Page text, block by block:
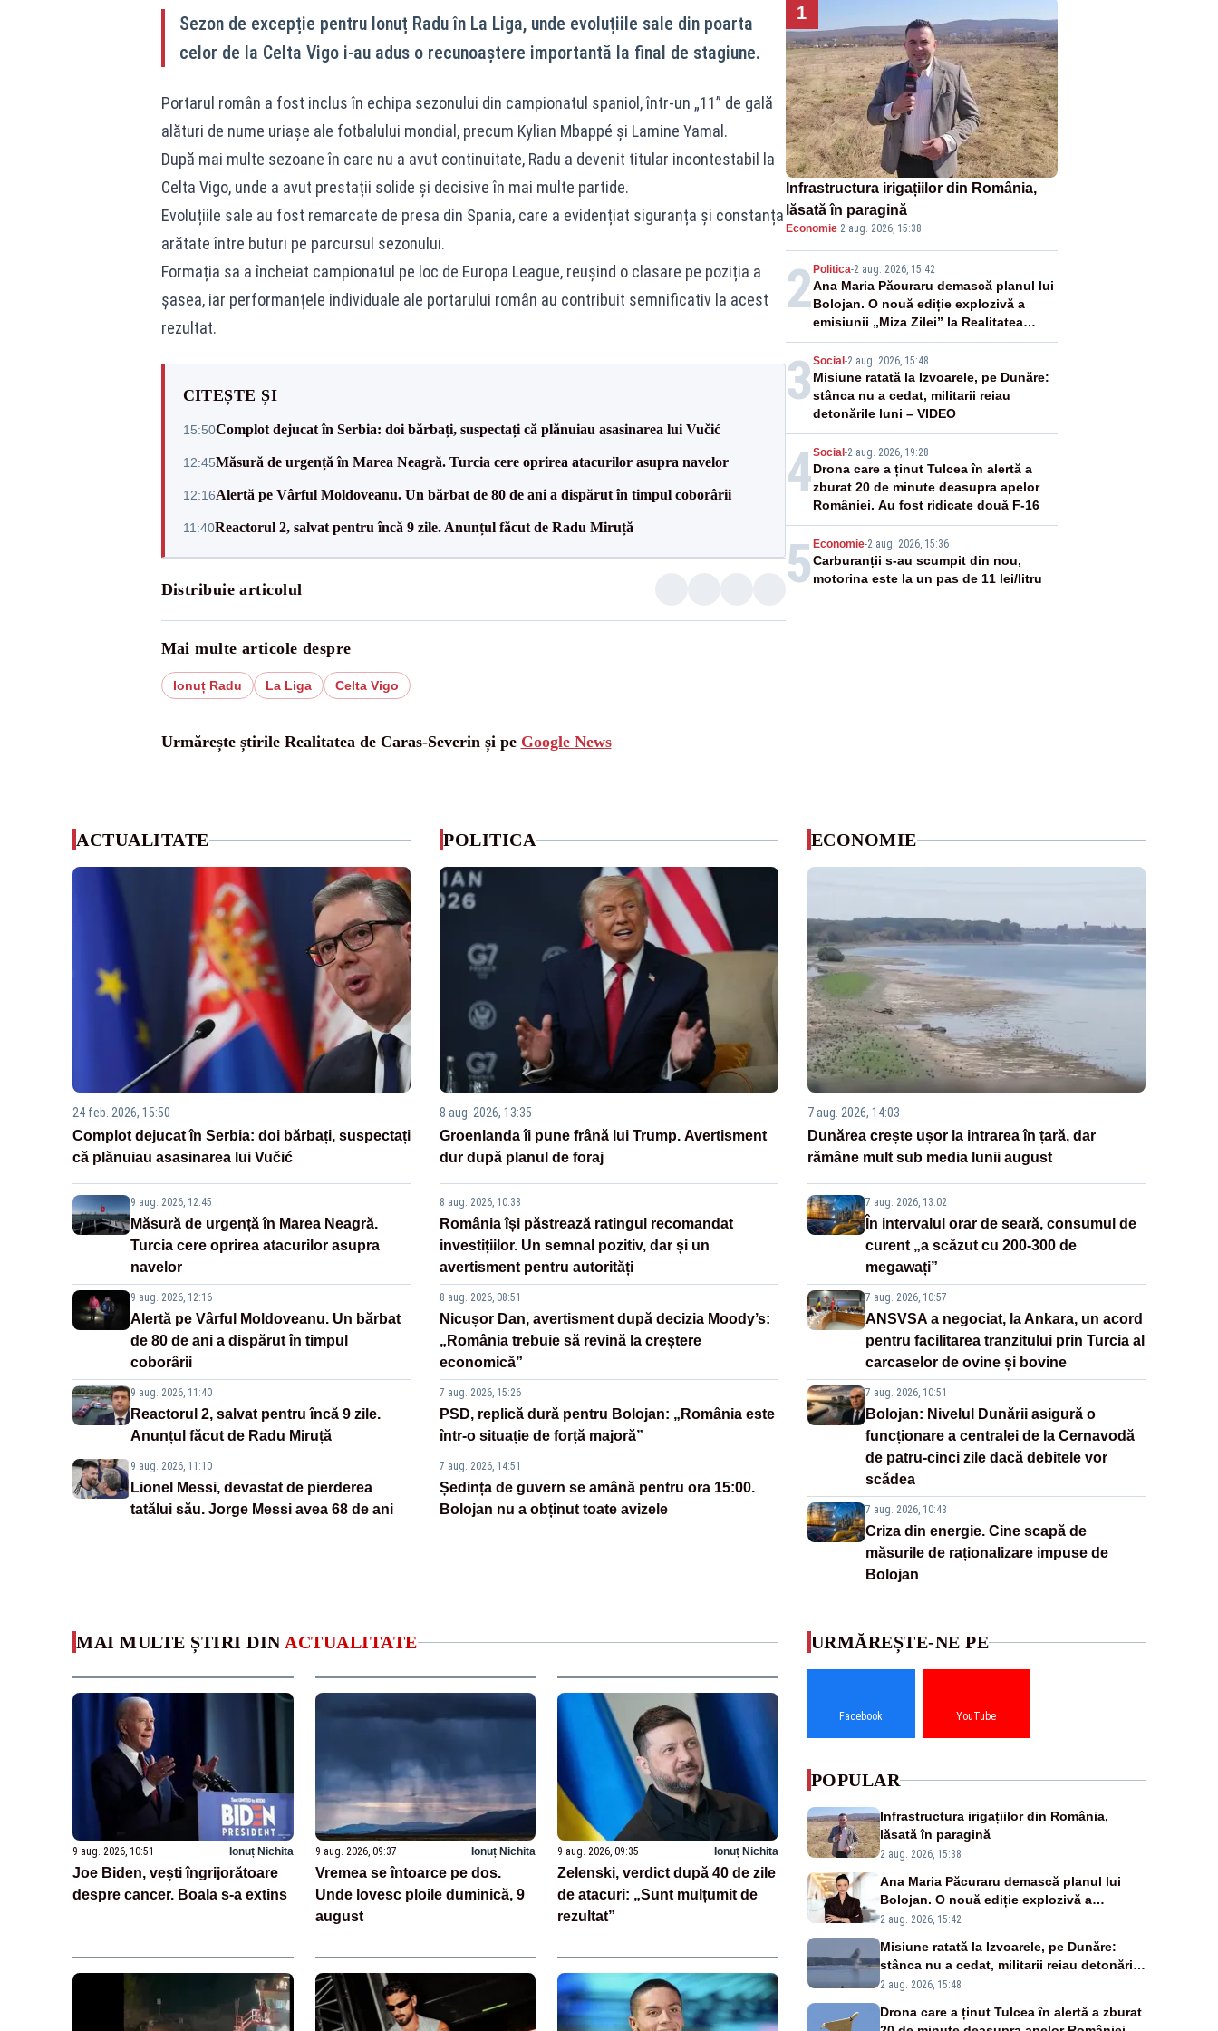
Sezon de excepție pentru Ionuț Radu în La Liga, unde evoluțiile sale din poarta
celor de la Celta Vigo i-au adus o recunoaștere importantă la final de stagiune.
Portarul român a fost inclus în echipa sezonului din campionatul spaniol, într-un „11” de gală
alături de nume uriașe ale fotbalului mondial, precum Kylian Mbappé și Lamine Yamal.
După mai multe sezoane în care nu a avut continuitate, Radu a devenit titular incontestabil la
Celta Vigo, unde a avut prestații solide și decisive în mai multe partide.
Evoluțiile sale au fost remarcate de presa din Spania, care a evidențiat siguranța și constanța
arătate între buturi pe parcursul sezonului.
Formația sa a încheiat campionatul pe loc de Europa League, reușind o clasare pe poziția a
șasea, iar performanțele individuale ale portarului român au contribuit semnificativ la acest
rezultat.
CITEȘTE ȘI
15:50Complot dejucat în Serbia: doi bărbați, suspectați că plănuiau asasinarea lui Vučić
12:45Măsură de urgență în Marea Neagră. Turcia cere oprirea atacurilor asupra navelor
12:16Alertă pe Vârful Moldoveanu. Un bărbat de 80 de ani a dispărut în timpul coborârii
11:40Reactorul 2, salvat pentru încă 9 zile. Anunțul făcut de Radu Miruță
Distribuie articolul
Mai multe articole despre
Ionuț Radu La Liga Celta Vigo
Urmărește știrile Realitatea de Caras-Severin și pe Google News
1
Infrastructura irigațiilor din România,
lăsată în paragină
Economie·2 aug. 2026, 15:38
2 Politica-2 aug. 2026, 15:42
Ana Maria Păcuraru demască planul lui
Bolojan. O nouă ediție explozivă a
emisiunii „Miza Zilei” la Realitatea
PLUS
3 Social -2 aug. 2026, 15:48
Misiune ratată la Izvoarele, pe Dunăre:
stânca nu a cedat, militarii reiau
detonările luni – VIDEO
4Social -2 aug. 2026, 19:28
Drona care a ținut Tulcea în alertă a
zburat 20 de minute deasupra apelor
României. Au fost ridicate două F-16
5 Economie-2 aug. 2026, 15:36
Carburanții s-au scumpit din nou,
motorina este la un pas de 11 lei/litru
ACTUALITATE
24 feb. 2026, 15:50
Complot dejucat în Serbia: doi bărbați, suspectați
că plănuiau asasinarea lui Vučić
9 aug. 2026, 12:45
Măsură de urgență în Marea Neagră.
Turcia cere oprirea atacurilor asupra
navelor
9 aug. 2026, 12:16
Alertă pe Vârful Moldoveanu. Un bărbat
de 80 de ani a dispărut în timpul
coborârii
9 aug. 2026, 11:40
Reactorul 2, salvat pentru încă 9 zile.
Anunțul făcut de Radu Miruță
9 aug. 2026, 11:10
Lionel Messi, devastat de pierderea
tatălui său. Jorge Messi avea 68 de ani
POLITICA
8 aug. 2026, 13:35
Groenlanda îi pune frână lui Trump. Avertisment
dur după planul de foraj
8 aug. 2026, 10:38
România își păstrează ratingul recomandat
investițiilor. Un semnal pozitiv, dar și un
avertisment pentru autorități
8 aug. 2026, 08:51
Nicușor Dan, avertisment după decizia Moody’s:
„România trebuie să revină la creștere
economică”
7 aug. 2026, 15:26
PSD, replică dură pentru Bolojan: „România este
într-o situație de forță majoră”
7 aug. 2026, 14:51
Ședința de guvern se amână pentru ora 15:00.
Bolojan nu a obținut toate avizele
ECONOMIE
7 aug. 2026, 14:03
Dunărea crește ușor la intrarea în țară, dar
rămâne mult sub media lunii august
7 aug. 2026, 13:02
În intervalul orar de seară, consumul de
curent „a scăzut cu 200-300 de
megawați”
7 aug. 2026, 10:57
ANSVSA a negociat, la Ankara, un acord
pentru facilitarea tranzitului prin Turcia al
carcaselor de ovine și bovine
7 aug. 2026, 10:51
Bolojan: Nivelul Dunării asigură o
funcționare a centralei de la Cernavodă
de patru-cinci zile dacă debitele vor
scădea
7 aug. 2026, 10:43
Criza din energie. Cine scapă de
măsurile de raționalizare impuse de
Bolojan
MAI MULTE ȘTIRI DIN ACTUALITATE
9 aug. 2026, 10:51 Ionuț Nichita
Joe Biden, vești îngrijorătoare
despre cancer. Boala s-a extins
9 aug. 2026, 09:37 Ionuț Nichita
Vremea se întoarce pe dos.
Unde lovesc ploile duminică, 9
august
9 aug. 2026, 09:35 Ionuț Nichita
Zelenski, verdict după 40 de zile
de atacuri: „Sunt mulțumit de
rezultat”
URMĂREȘTE-NE PE
Facebook YouTube
POPULAR
Infrastructura irigațiilor din România,
lăsată în paragină
2 aug. 2026, 15:38
Ana Maria Păcuraru demască planul lui
Bolojan. O nouă ediție explozivă a
emisiunii „Miza Zilei” la Realitatea PLUS
2 aug. 2026, 15:42
Misiune ratată la Izvoarele, pe Dunăre:
stânca nu a cedat, militarii reiau detonările
luni – VIDEO
2 aug. 2026, 15:48
Drona care a ținut Tulcea în alertă a zburat